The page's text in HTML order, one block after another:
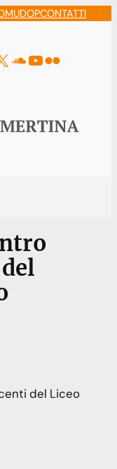
MUDOPCONTATTI
Soundcloud
YouTube
Flickr
del Liceo